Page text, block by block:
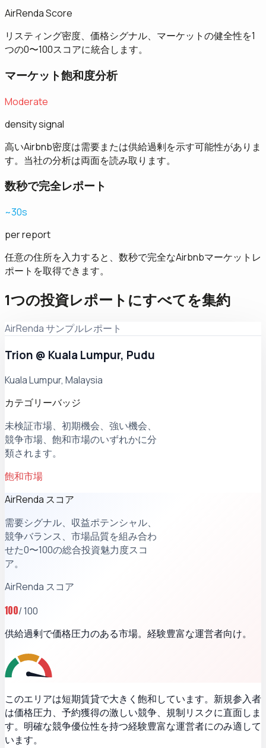
AirRenda Score
リスティング密度、価格シグナル、マーケットの健全性を1
つの0〜100スコアに統合します。
マーケット飽和度分析
Moderate
density signal
高いAirbnb密度は需要または供給過剰を示す可能性がありま
す。当社の分析は両面を読み取ります。
数秒で完全レポート
~30s
per report
任意の住所を入力すると、数秒で完全なAirbnbマーケットレ
ポートを取得できます。
1つの投資レポートにすべてを集約
AirRenda サンプルレポート
Trion @ Kuala Lumpur, Pudu
Kuala Lumpur, Malaysia
カテゴリーバッジ
未検証市場、初期機会、強い機会、
競争市場、飽和市場のいずれかに分
類されます。
飽和市場
AirRenda スコア
需要シグナル、収益ポテンシャル、
競争バランス、市場品質を組み合わ
せた0〜100の総合投資魅力度スコ
ア。
AirRenda スコア
100/ 100
供給過剰で価格圧力のある市場。経験豊富な運営者向け。
このエリアは短期賃貸で大きく飽和しています。新規参入者
は価格圧力、予約獲得の激しい競争、規制リスクに直面しま
す。明確な競争優位性を持つ経験豊富な運営者にのみ適して
います。